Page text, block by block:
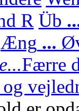
R Üb
Æng ...
Færre